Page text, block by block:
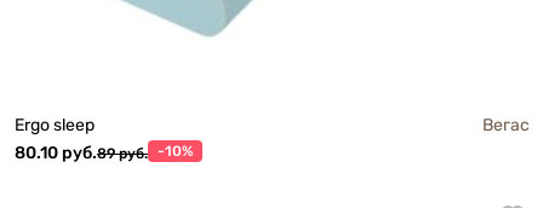
Ergo sleep
Вегас
80.10 руб.89 руб. -10%